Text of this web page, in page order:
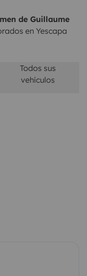
de Guillaume
en Yescapa
Todos sus
vehículos